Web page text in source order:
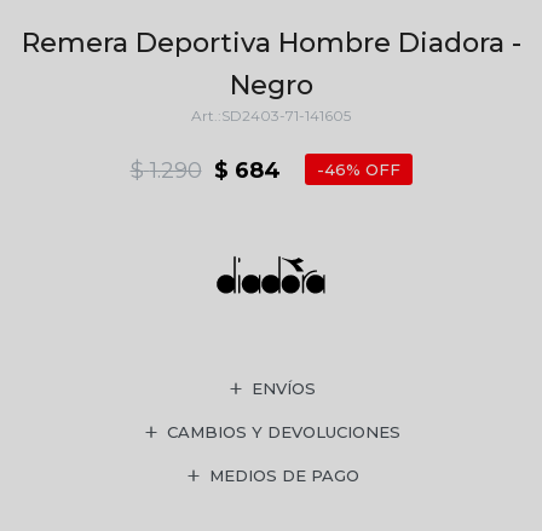
Remera Deportiva Hombre Diadora -
Negro
SD2403-71-141605
$ 684
$ 1.290 46
ENVÍOS
CAMBIOS Y DEVOLUCIONES
MEDIOS DE PAGO